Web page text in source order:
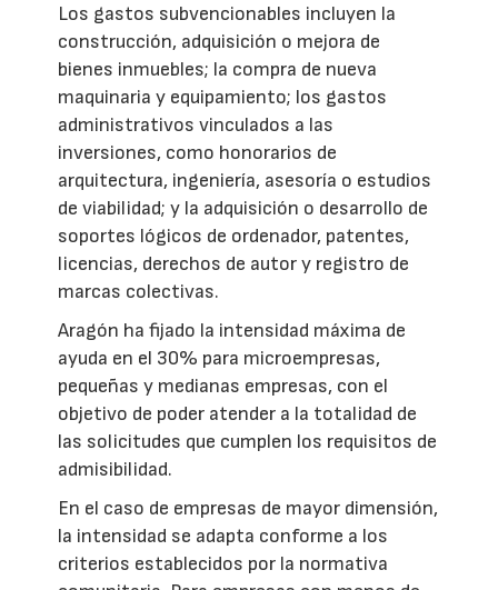
Los gastos subvencionables incluyen la
construcción, adquisición o mejora de
bienes inmuebles; la compra de nueva
maquinaria y equipamiento; los gastos
administrativos vinculados a las
inversiones, como honorarios de
arquitectura, ingeniería, asesoría o estudios
de viabilidad; y la adquisición o desarrollo de
soportes lógicos de ordenador, patentes,
licencias, derechos de autor y registro de
marcas colectivas.
Aragón ha fijado la intensidad máxima de
ayuda en el 30% para microempresas,
pequeñas y medianas empresas, con el
objetivo de poder atender a la totalidad de
las solicitudes que cumplen los requisitos de
admisibilidad.
En el caso de empresas de mayor dimensión,
la intensidad se adapta conforme a los
criterios establecidos por la normativa